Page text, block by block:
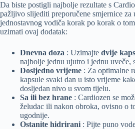
Da biste postigli najbolje rezultate s
pažljivo slijediti preporučene smjernice za
jednostavnog vodiča korak po korak o
uzimati ovaj dodatak:
Dnevna doza : Uzimajte dvije
najbolje jednu ujutro i jednu uveče,
Dosljedno vrijeme : Za optimalne
kapsule svaki dan u isto vrijeme
dosljedan nivo u svom tijelu.
Sa ili bez hrane : Cardiozen se
želudac ili nakon obroka, ovisno o
ugodnije.
Ostanite hidrirani : Pijte puno